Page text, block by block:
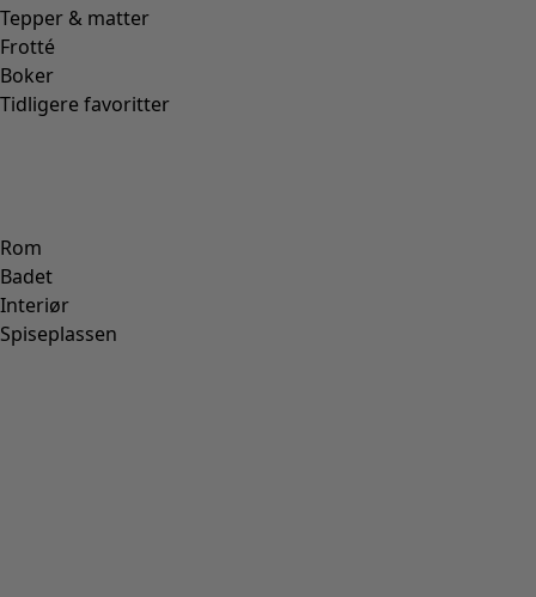
Tepper & matter
Frotté
Boker
Tidligere favoritter
Rom
Badet
Interiør
Spiseplassen